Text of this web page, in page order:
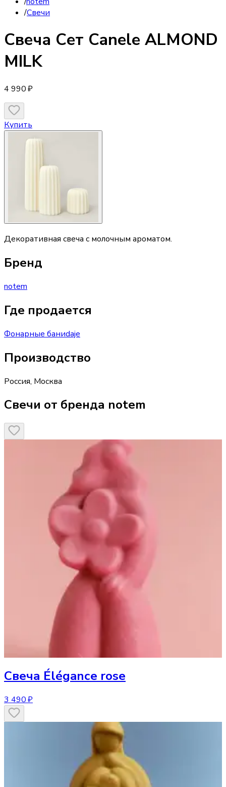
/Свечи
Свеча Cет Сanele ALMOND
MILK
4 990 ₽
Купить
Декоративная свеча с молочным ароматом.
Бренд
notem
Где продается
Фонарные баниdaje
Производство
Россия, Москва
Свечи от бренда notem
Свеча Éléganсe rose
3 490 ₽